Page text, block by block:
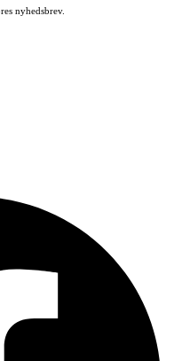
nyhedsbrev.